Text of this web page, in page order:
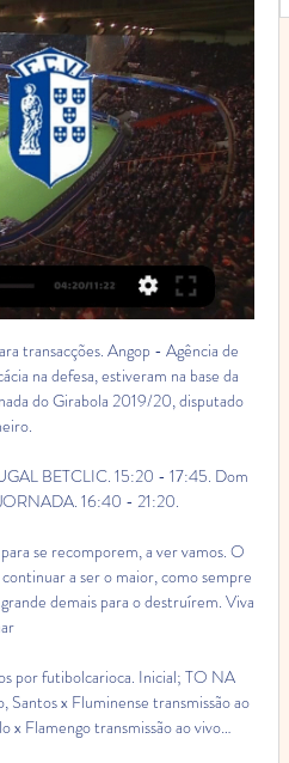
transacções. Angop - Agência de
na defesa, estiveram na base da
do Girabola 2019/20, disputado
BETCLIC. 15:20 - 17:45. Dom
16:40 - 21:20.
se recomporem, a ver vamos. O
a ser o maior, como sempre
demais para o destruírem. Viva
por futibolcarioca. Inicial; TO NA
x Fluminense transmissão ao
x Flamengo transmissão ao vivo…